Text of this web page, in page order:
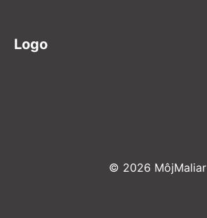
Logo
© 2026 MôjMaliar